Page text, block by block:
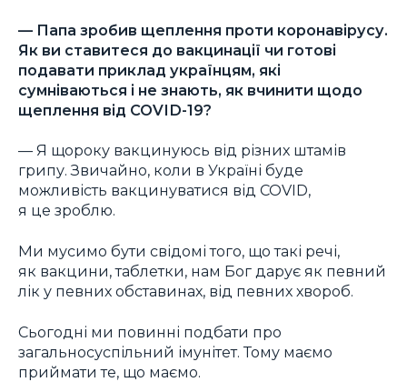
— Папа зробив щеплення проти коронавірусу.
Як ви ставитеся до вакцинації чи готові
подавати приклад українцям, які
сумніваються і не знають, як вчинити щодо
щеплення від COVID-19?
— Я щороку вакцинуюсь від різних штамів
грипу. Звичайно, коли в Україні буде
можливість вакцинуватися від COVID,
я це зроблю.
Ми мусимо бути свідомі того, що такі речі,
як вакцини, таблетки, нам Бог дарує як певний
лік у певних обставинах, від певних хвороб.
Сьогодні ми повинні подбати про
загальносуспільний імунітет. Тому маємо
приймати те, що маємо.